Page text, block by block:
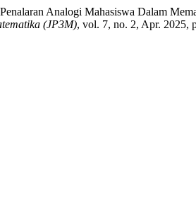
Analogi Mahasiswa Dalam
(JP3M), vol. 7, no. 2, Apr. 2025,